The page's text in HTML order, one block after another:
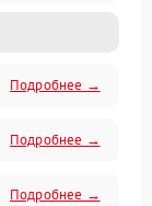
Подробнее →
Подробнее →
Подробнее →